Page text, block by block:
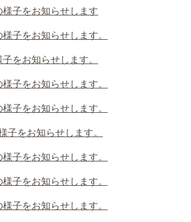
子をお知らせします
子をお知らせします。
をお知らせします。
子をお知らせします。
子をお知らせします。
をお知らせします。
子をお知らせします。
子をお知らせします。
子をお知らせします。